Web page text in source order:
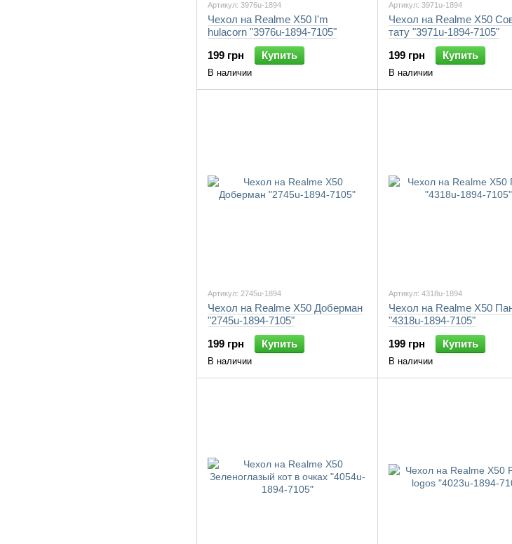
Артикул: 3976u-1894
Чехол на Realme X50 I'm
hulacorn "3976u-1894-7105"
199 грн
Купить
В наличии
Артикул: 3971u-1894
Чехол на Realme X50
тату "3971u-1894-7105"
199 грн
Купить
В наличии
Артикул: 2745u-1894
Чехол на Realme X50 Доберман
"2745u-1894-7105"
199 грн
Купить
В наличии
Артикул: 4318u-1894
Чехол на Realme X50
"4318u-1894-7105"
199 грн
Купить
В наличии